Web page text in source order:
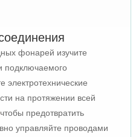
фонарей изучите
подключаемого
электротехнические
на протяжении всей
чтобы предотвратить
управляйте проводами